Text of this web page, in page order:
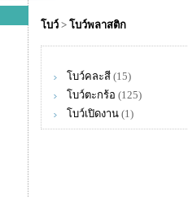
โบว์ > โบว์พลาสติก
โบว์คละสี (15)
โบว์ตะกร้อ (125)
โบว์เปิดงาน (1)